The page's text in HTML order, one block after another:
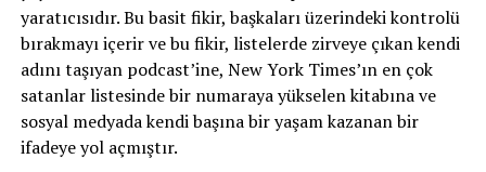
yaratıcısıdır. Bu basit fikir, başkaları üzerindeki kontrolü
bırakmayı içerir ve bu fikir, listelerde zirveye çıkan kendi
adını taşıyan podcast’ine, New York Times’ın en çok
satanlar listesinde bir numaraya yükselen kitabına ve
sosyal medyada kendi başına bir yaşam kazanan bir
ifadeye yol açmıştır.